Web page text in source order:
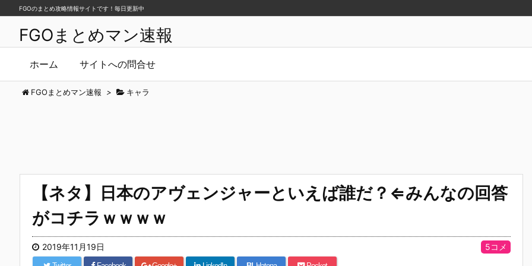
FGOまとめマン速報
ホーム サイトへの問合せ
FGOのまとめ攻略情報サイトです！毎日更新中
FGOまとめマン速報 > キャラ
【ネタ】日本のアヴェンジャーといえば誰だ？⇐みんなの回答
がコチラｗｗｗｗ
2019年11月19日 5コメ